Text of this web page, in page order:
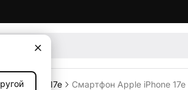
iPhone 17e Смартфон Apple iPhone